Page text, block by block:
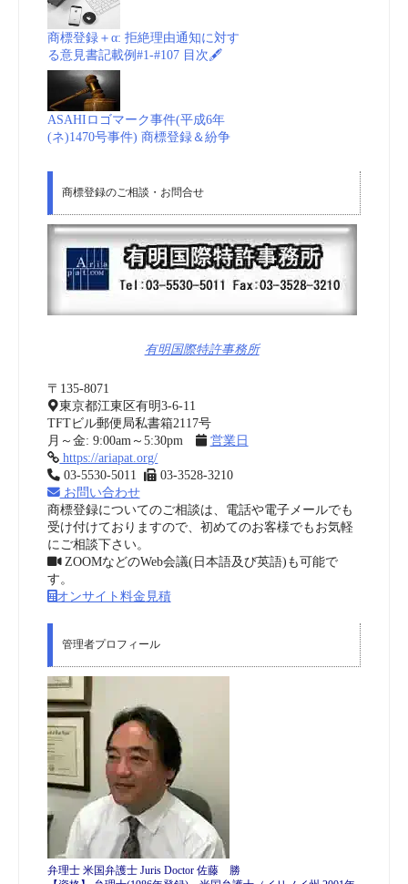
商標登録＋α: 拒絶理由通知に対す
る意見書記載例#1-#107 目次🖋
ASAHIロゴマーク事件(平成6年
(ネ)1470号事件) 商標登録＆紛争
商標登録のご相談・お問合せ
有明国際特許事務所
〒135-8071
東京都江東区有明3-6-11
TFTビル郵便局私書箱2117号
月～金: 9:00am～5:30pm
営業日
https://ariapat.org/
03-5530-5011
03-3528-3210
お問い合わせ
商標登録についてのご相談は、電話や電子メールでも
受け付けておりますので、初めてのお客様でもお気軽
にご相談下さい。
ZOOMなどのWeb会議(日本語及び英語)も可能で
す。
オンサイト料金見積
管理者プロフィール
弁理士 米国弁護士 Juris Doctor 佐藤 勝